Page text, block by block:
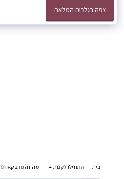
צפה בגלריה המלאה
בית התחילו לקנות מה זה מדבקאות?